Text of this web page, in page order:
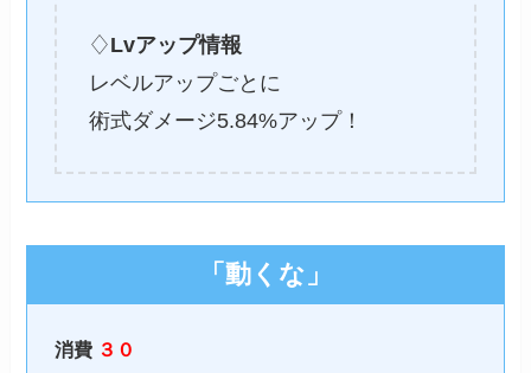
♢Lvアップ情報
レベルアップごとに
術式ダメージ5.84%アップ！
「動くな」
消費 ３０